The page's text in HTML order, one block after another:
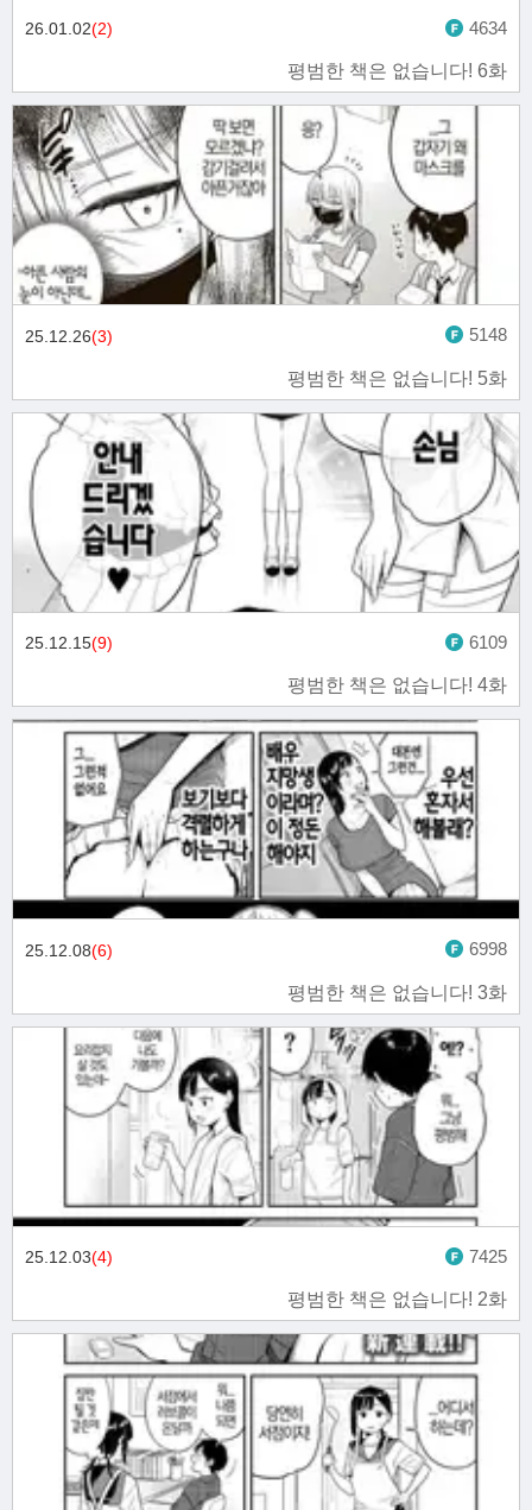
평범한 책은 없습니다! 6화
26.01.02(2) 4634
평범한 책은 없습니다! 5화
25.12.26(3) 5148
평범한 책은 없습니다! 4화
25.12.15(9) 6109
평범한 책은 없습니다! 3화
25.12.08(6) 6998
평범한 책은 없습니다! 2화
25.12.03(4) 7425